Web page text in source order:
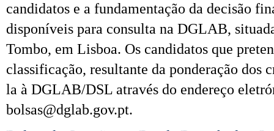
candidatos e a fundamentação da decisão
disponíveis para consulta na DGLAB,
Tombo, em Lisboa. Os candidatos que
classificação, resultante da ponderação dos
la à DGLAB/DSL através do endereço
bolsas@dglab.gov.pt.